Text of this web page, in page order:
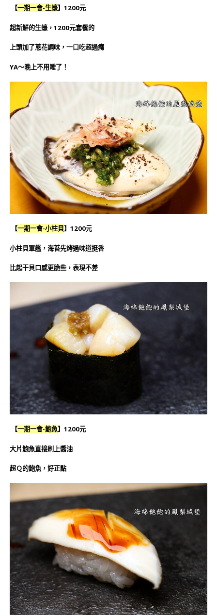
【一期一會-生蠔】1200元
超新鮮的生蠔，1200元套餐的
上頭加了蔥花調味，一口吃超過癮
YA～晚上不用睡了！
【一期一會-小柱貝】1200元
小柱貝軍艦，海苔先烤過味道挺香
比起干貝口感更脆些，表現不差
【一期一會-鮑魚】1200元
大片鮑魚直接刷上醬油
超Ｑ的鮑魚，好正點